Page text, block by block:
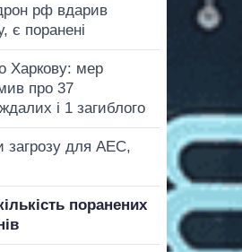
рф вдарив
є поранені
Харкову: мер
про 37
і 1 загиблого
загрозу для АЕС,
поранених